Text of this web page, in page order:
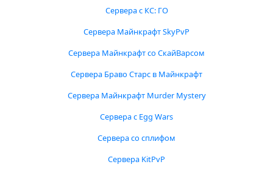
Сервера с КС: ГО
Сервера Майнкрафт SkyPvP
Сервера Майнкрафт со СкайВарсом
Сервера Браво Старс в Майнкрафт
Сервера Майнкрафт Murder Mystery
Сервера с Egg Wars
Сервера со сплифом
Сервера KitPvP